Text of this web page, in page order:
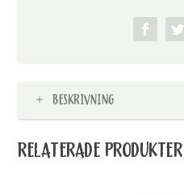
BESKRIVNING
RELATERADE PRODUKTER